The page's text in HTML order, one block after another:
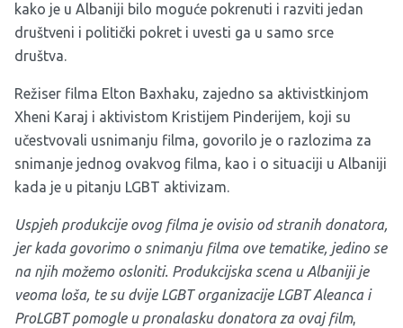
kako je u Albaniji bilo moguće pokrenuti i razviti jedan
društveni i politički pokret i uvesti ga u samo srce
društva.
Režiser filma Elton Baxhaku, zajedno sa aktivistkinjom
Xheni Karaj i aktivistom Kristijem Pinderijem, koji su
učestvovali usnimanju filma, govorilo je o razlozima za
snimanje jednog ovakvog filma, kao i o situaciji u Albaniji
kada je u pitanju LGBT aktivizam.
Uspjeh produkcije ovog filma je ovisio od stranih donatora,
jer kada govorimo o snimanju filma ove tematike, jedino se
na njih možemo osloniti. Produkcijska scena u Albaniji je
veoma loša, te su dvije LGBT organizacije LGBT Aleanca i
ProLGBT pomogle u pronalasku donatora za ovaj film,